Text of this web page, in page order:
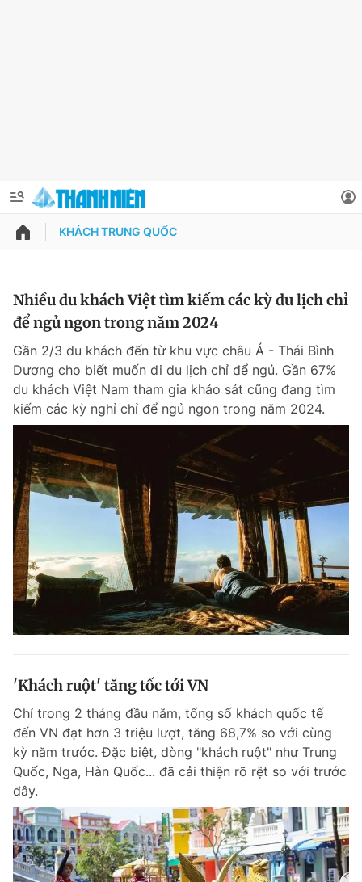
QUẢNG CÁO
Chuyên mục khác
Chào ngày mới Tin 24h
Tin thị trường Tin 360
Video Magazine
Sản phẩm khác
Tiện ích Bạn cần biết
Đọc Thanh Niên trên điện thoại
Theo dõi báo trên
Thông tin tài khoản
Đổi mật khẩu
Tin đã lưu
Tin đã xem
Đăng xuất
KHÁCH TRUNG QUỐC
Nhiều du khách Việt tìm kiếm các kỳ du lịch chỉ
để ngủ ngon trong năm 2024
Gần 2/3 du khách đến từ khu vực châu Á - Thái Bình
Dương cho biết muốn đi du lịch chỉ để ngủ. Gần 67%
du khách Việt Nam tham gia khảo sát cũng đang tìm
kiếm các kỳ nghỉ chỉ để ngủ ngon trong năm 2024.
'Khách ruột' tăng tốc tới VN
Chỉ trong 2 tháng đầu năm, tổng số khách quốc tế
đến VN đạt hơn 3 triệu lượt, tăng 68,7% so với cùng
kỳ năm trước. Đặc biệt, dòng "khách ruột" như Trung
Quốc, Nga, Hàn Quốc... đã cải thiện rõ rệt so với trước
đây.